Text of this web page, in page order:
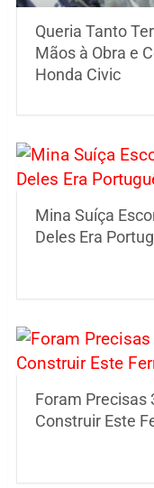
Queria Tanto
Mãos à Obra e
Honda Civic
Mina Suíça
Deles Era
Foram Precisas
Construir Este